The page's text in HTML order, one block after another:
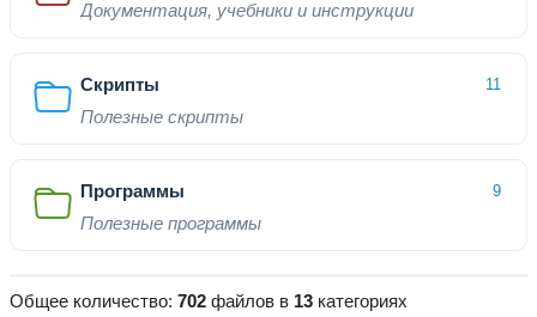
Документация, учебники и инструкции
Скрипты 11
Полезные скрипты
Программы 9
Полезные программы
Общее количество: 702 файлов в 13 категориях